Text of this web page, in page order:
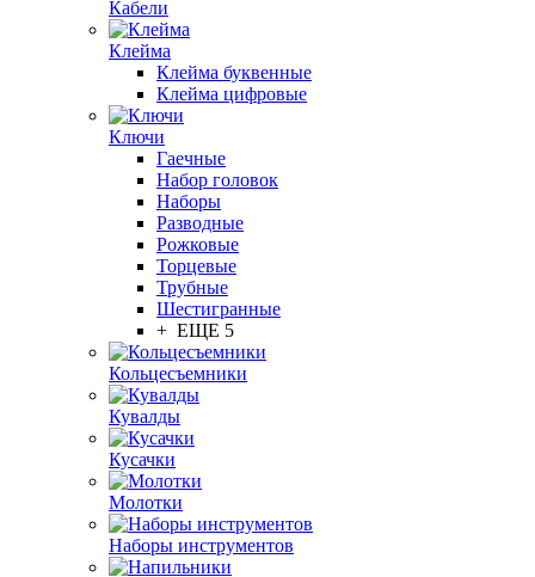
Кабели
Клейма
Клейма буквенные
Клейма цифровые
Ключи
Гаечные
Набор головок
Наборы
Разводные
Рожковые
Торцевые
Трубные
Шестигранные
+ ЕЩЕ 5
Кольцесъемники
Кувалды
Кусачки
Молотки
Наборы инструментов